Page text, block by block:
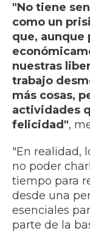
"No tiene
como un
que, aunque
nuestras
trabajo
más cosas,
actividades
felicidad",
"En realidad,
no poder
tiempo para
desde una
esenciales
parte de la